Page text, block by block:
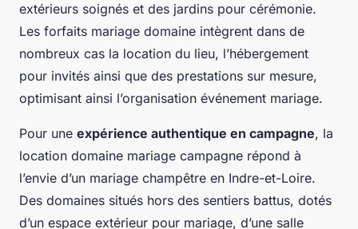
extérieurs soignés et des jardins pour cérémonie.
Les forfaits mariage domaine intègrent dans de
nombreux cas la location du lieu, l’hébergement
pour invités ainsi que des prestations sur mesure,
optimisant ainsi l’organisation événement mariage.
Pour une expérience authentique en campagne, la
location domaine mariage campagne répond à
l’envie d’un mariage champêtre en Indre-et-Loire.
Des domaines situés hors des sentiers battus, dotés
d’un espace extérieur pour mariage, d’une salle